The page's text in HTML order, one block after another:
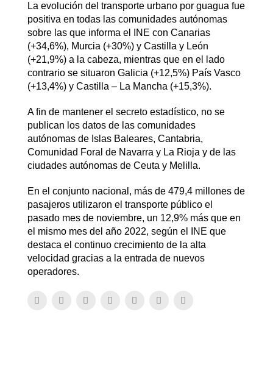
La evolución del transporte urbano por guagua fue
positiva en todas las comunidades autónomas
sobre las que informa el INE con Canarias
(+34,6%), Murcia (+30%) y Castilla y León
(+21,9%) a la cabeza, mientras que en el lado
contrario se situaron Galicia (+12,5%) País Vasco
(+13,4%) y Castilla – La Mancha (+15,3%).
A fin de mantener el secreto estadístico, no se
publican los datos de las comunidades
autónomas de Islas Baleares, Cantabria,
Comunidad Foral de Navarra y La Rioja y de las
ciudades autónomas de Ceuta y Melilla.
En el conjunto nacional, más de 479,4 millones de
pasajeros utilizaron el transporte público el
pasado mes de noviembre, un 12,9% más que en
el mismo mes del año 2022, según el INE que
destaca el continuo crecimiento de la alta
velocidad gracias a la entrada de nuevos
operadores.